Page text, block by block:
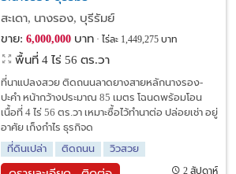
สะเดา, นางรอง, บุรีรัมย์
ขาย: 6,000,000บาท ไร่ละ 1,449,275 บาท
พื้นที่ 4 ไร่ 56 ตร.วา
ที่นาแปลงสวย ติดถนนลาดยางสายหลักนางรอง-
ปะคำ หน้ากว้างประมาณ 85 เมตร โฉนดพร้อมโอน
เนื้อที่ 4 ไร่ 56 ตร.วา เหมาะซื้อไว้ทำนาต่อ ปล่อยเช่า อยู่
อาศัย เก็งกำไร ธุรกิจด
ที่ดินเปล่า
ติดถนน วิวสวย
2 สัปดาห์